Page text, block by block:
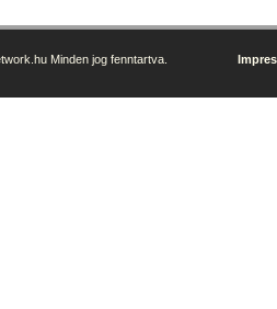
Minden jog fenntartva.